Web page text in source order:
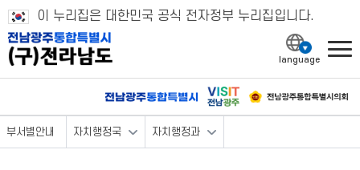
이 누리집은 대한민국 공식 전자정부 누리집입니다.
부서별안내 자치행정국 자치행정과